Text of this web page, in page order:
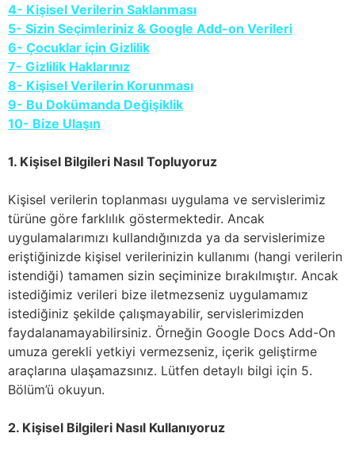
4- Kişisel Verilerin Saklanması
5- Sizin Seçimleriniz & Google Add-on Verileri
6- Çocuklar için Gizlilik
7- Gizlilik Haklarınız
8- Kişisel Verilerin Korunması
9- Bu Dokümanda Değişiklik
10- Bize Ulaşın
1. Kişisel Bilgileri Nasıl Topluyoruz
Kişisel verilerin toplanması uygulama ve servislerimiz
türüne göre farklılık göstermektedir. Ancak
uygulamalarımızı kullandığınızda ya da servislerimize
eriştiğinizde kişisel verilerinizin kullanımı (hangi verilerin
istendiği) tamamen sizin seçiminize bırakılmıştır. Ancak
istediğimiz verileri bize iletmezseniz uygulamamız
istediğiniz şekilde çalışmayabilir, servislerimizden
faydalanamayabilirsiniz. Örneğin Google Docs Add-On
umuza gerekli yetkiyi vermezseniz, içerik geliştirme
araçlarına ulaşamazsınız. Lütfen detaylı bilgi için 5.
Bölüm’ü okuyun.
2. Kişisel Bilgileri Nasıl Kullanıyoruz